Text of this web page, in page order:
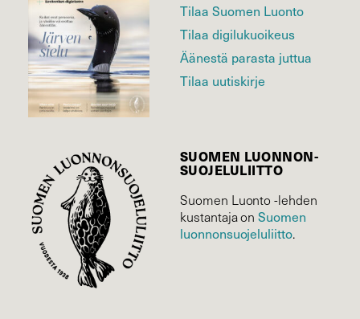
Tilaa Suomen Luonto
Tilaa digilukuoikeus
Äänestä parasta juttua
Tilaa uutiskirje
SUOMEN LUONNON­
SUOJELU­LIITTO
Suomen Luonto -lehden
kustantaja onSuomen
luonnonsuojelu­liitto.